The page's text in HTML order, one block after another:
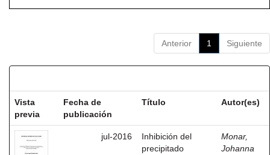
Anterior 1 Siguiente
Vista
previa
Fecha de
publicación
Título Autor(es)
jul-2016
Inhibición del
precipitado
Monar,
Johanna